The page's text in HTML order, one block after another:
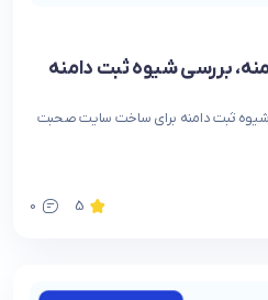
شیوه ثبت دامنه برای ساخت سایت صحبت
5
0